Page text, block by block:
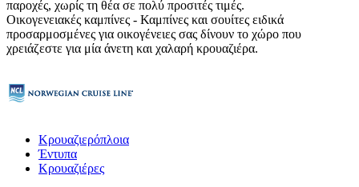
παροχές, χωρίς τη θέα σε πολύ προσιτές τιμές.
Οικογενειακές καμπίνες - Καμπίνες και σουίτες ειδικά
προσαρμοσμένες για οικογένειες σας δίνουν το χώρο που
χρειάζεστε για μία άνετη και χαλαρή κρουαζιέρα.
Κρουαζιερόπλοια
Έντυπα
Κρουαζιέρες